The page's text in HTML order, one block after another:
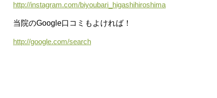
http://instagram.com/biyoubari_higashihiroshima
当院のGoogle口コミもよければ！
http://google.com/search